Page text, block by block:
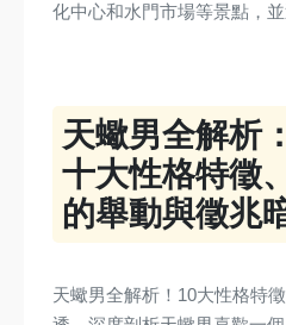
化中心和水門市場等景點，
天蠍男全解析
十大性格特徵
的舉動與徵兆
天蠍男全解析！10大性格特